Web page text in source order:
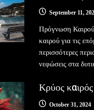
September 11,
Πρόγνωση
καιρού για τις
περισσότερες
νεφώσεις στα
Κρύος
October 31, 2024